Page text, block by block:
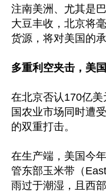
注南美洲、尤其是
大豆丰收，北京将
货源，将对美国的
多重利空夹击，美
在北京否认170亿
国农业市场同时遭
的双重打击。
在生产端，美国今
管东部玉米带（
雨过于潮湿，且西